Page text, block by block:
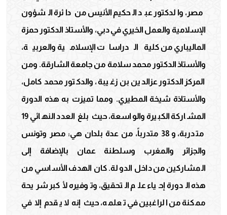
مصر، والدكتور عبد الحكيم الأنيس من دائرة الشؤون
الإسلامية والعمل الخيري في دبي، والأستاذ الدكتور حمزة
الماليباري من كلية الدراسات الإسلامية والعربية،
والأستاذ الدكتور محمد سلامة من جامعة الشارقة. ومن
المركز الدكتور عزالدين بن زغيبة، والدكتور محمد كامل،
والأستاذة شيخة المطيري. ومما تميزت به هذه الدورة
المشاركة الكبيرة والواسعة، حيث بلغ العدد النهائي 19
متدربة، و 38 متدرباً، من عدة بلدان هي: مصر وتونس
والجزائر والمغرب وسلطنة عمان بالإضافة إلى
المشاركين من داخل الدولة. كان الهدف الأساسي من
هذه الدورة إحياء علم التحقيق، وتوفيره لأكبر شريحة
ممكنة من الراغبين في تعلمه، حيث إنه لا يقدم إلا في